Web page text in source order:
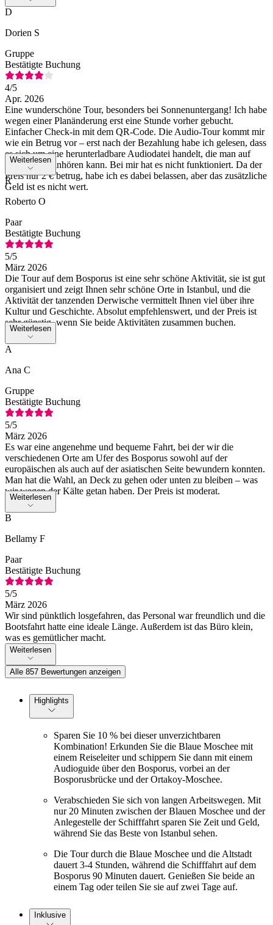
D
Dorien S
Gruppe
Bestätigte Buchung
4/5
Apr. 2026
Eine wunderschöne Tour, besonders bei Sonnenuntergang! Ich habe
wegen einer Planänderung erst eine Stunde vorher gebucht.
Einfacher Check-in mit dem QR-Code. Die Audio-Tour kommt mir
wie ein Betrug vor – erst nach der Bezahlung habe ich gelesen, dass
es sich um eine herunterladbare Audiodatei handelt, die man auf
dem Handy anhören kann. Bei mir hat es nicht funktioniert. Da der
Preis nur 2 € betrug, habe ich es dabei belassen, aber das zusätzliche
Geld ist es nicht wert.
Weiterlesen
R
Roberto O
Paar
Bestätigte Buchung
5/5
März 2026
Die Tour auf dem Bosporus ist eine sehr schöne Aktivität, sie ist gut
organisiert und zeigt Ihnen sehr schöne Orte in Istanbul, und die
Aktivität der tanzenden Derwische vermittelt Ihnen viel über ihre
Kultur und Geschichte. Absolut empfehlenswert, und der Preis ist
sehr günstig, wenn Sie beide Aktivitäten zusammen buchen.
Weiterlesen
A
Ana C
Gruppe
Bestätigte Buchung
5/5
März 2026
Es war eine angenehme und bequeme Fahrt, bei der wir die
verschiedenen Orte am Ufer des Bosporus sowohl auf der
europäischen als auch auf der asiatischen Seite bewundern konnten.
Man hat die Wahl, an Deck zu gehen oder unten zu bleiben – was
wir wegen der Kälte getan haben. Der Preis ist moderat.
Weiterlesen
B
Bellamy F
Paar
Bestätigte Buchung
5/5
März 2026
Wir sind pünktlich losgefahren, das Personal war freundlich und die
Bootsfahrt hatte eine ideale Länge. Außerdem ist das Büro klein,
was es gemütlicher macht.
Weiterlesen
Alle 857 Bewertungen anzeigen
Highlights
Sparen Sie 10 % bei dieser unverzichtbaren
Kombination! Erkunden Sie die Blaue Moschee mit
einem Reiseleiter und schippern Sie dann mit einem
Audioguide über den Bosporus, vorbei an der
Bosporusbrücke und der Ortakoy-Moschee.
Verabschieden Sie sich von langen Arbeitswegen. Mit
nur 20 Minuten zwischen der Blauen Moschee und der
Anlegestelle der Schifffahrt sparen Sie Zeit und Geld,
während Sie das Beste von Istanbul sehen.
Die Tour durch die Blaue Moschee und die Altstadt
dauert 3-4 Stunden, während die Schifffahrt auf dem
Bosporus 90 Minuten dauert. Genießen Sie beide an
einem Tag oder teilen Sie sie auf zwei Tage auf.
Inklusive